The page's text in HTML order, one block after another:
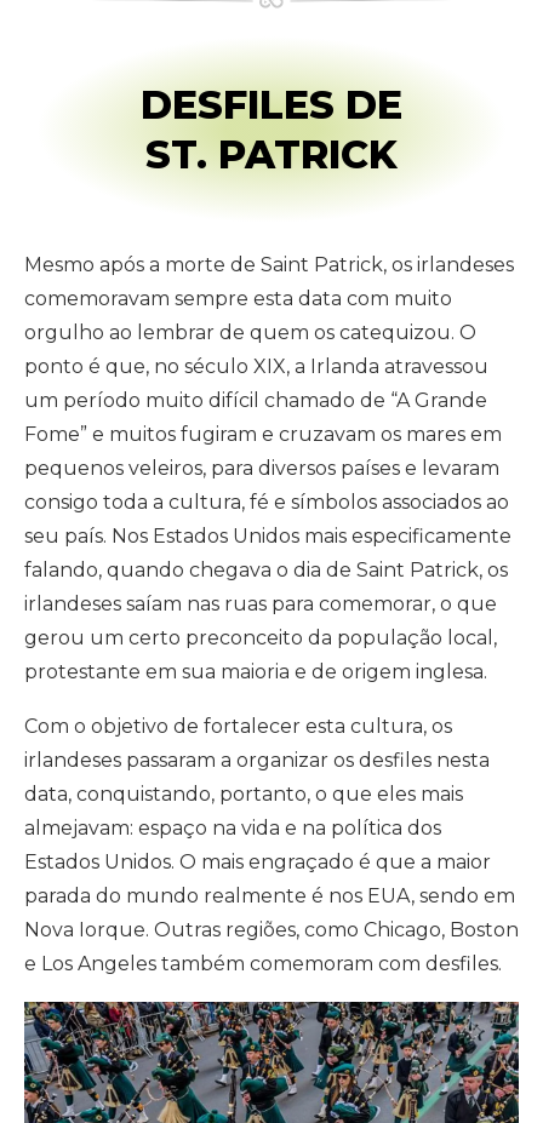
DESFILES DE
ST. PATRICK
Mesmo após a morte de Saint Patrick, os irlandeses
comemoravam sempre esta data com muito
orgulho ao lembrar de quem os catequizou. O
ponto é que, no século XIX, a Irlanda atravessou
um período muito difícil chamado de “A Grande
Fome” e muitos fugiram e cruzavam os mares em
pequenos veleiros, para diversos países e levaram
consigo toda a cultura, fé e símbolos associados ao
seu país. Nos Estados Unidos mais especificamente
falando, quando chegava o dia de Saint Patrick, os
irlandeses saíam nas ruas para comemorar, o que
gerou um certo preconceito da população local,
protestante em sua maioria e de origem inglesa.
Com o objetivo de fortalecer esta cultura, os
irlandeses passaram a organizar os desfiles nesta
data, conquistando, portanto, o que eles mais
almejavam: espaço na vida e na política dos
Estados Unidos. O mais engraçado é que a maior
parada do mundo realmente é nos EUA, sendo em
Nova Iorque. Outras regiões, como Chicago, Boston
e Los Angeles também comemoram com desfiles.